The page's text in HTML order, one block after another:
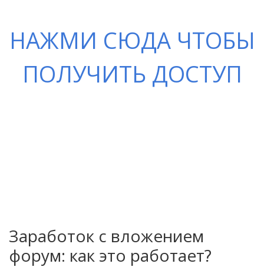
НАЖМИ СЮДА ЧТОБЫ
ПОЛУЧИТЬ ДОСТУП
Заработок с вложением
форум: как это работает?